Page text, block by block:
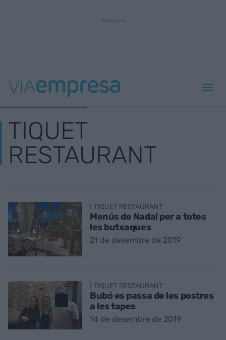
TIQUET
RESTAURANT
TIQUET RESTAURANT
Menús de Nadal per a totes
les butxaques
21 de desembre de 2019
TIQUET RESTAURANT
Bubó es passa de les postres
a les tapes
14 de desembre de 2019